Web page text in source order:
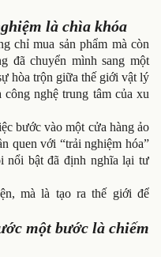
là chìa khóa
chỉ mua sản phẩm mà còn
đã chuyển mình sang một
hòa trộn giữa thế giới vật lý
nghệ trung tâm của xu
bước vào một cửa hàng ảo
quen với “trải nghiệm hóa”
nổi bật đã định nghĩa lại tư
mà là tạo ra thế giới để
một bước là chiếm